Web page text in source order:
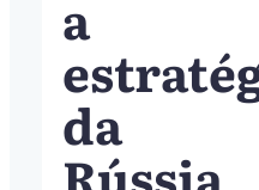
a
da
Rússia